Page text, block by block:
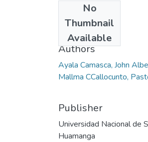
No
Thumbnail
Available
2009
Authors
Ayala Camasca, John
Mallma CCallocunto,
Publisher
Universidad Nacional de
Huamanga